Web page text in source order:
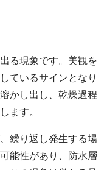
る現象です。美観を
ているサインとなり
かし出し、乾燥過程
ます。
繰り返し発生する場
能性があり、防水層